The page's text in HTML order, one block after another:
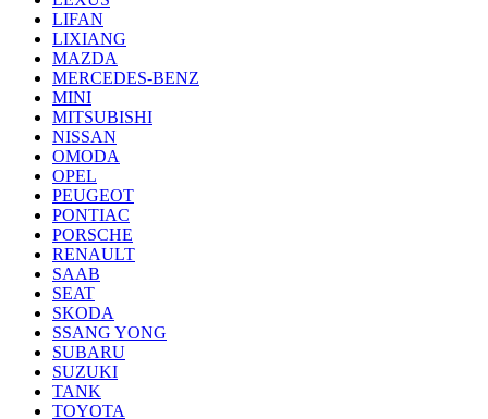
LIFAN
LIXIANG
MAZDA
MERCEDES-BENZ
MINI
MITSUBISHI
NISSAN
OMODA
OPEL
PEUGEOT
PONTIAC
PORSCHE
RENAULT
SAAB
SEAT
SKODA
SSANG YONG
SUBARU
SUZUKI
TANK
TOYOTA